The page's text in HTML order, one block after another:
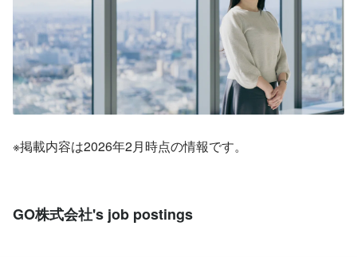
※掲載内容は2026年2月時点の情報です。
GO株式会社's job postings